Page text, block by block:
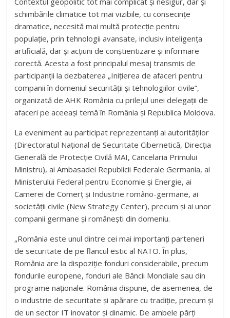
schimbările climatice tot mai vizibile, cu consecințe
dramatice, necesită mai multă protecție pentru
populație, prin tehnologii avansate, inclusiv inteligența
artificială, dar și acțiuni de conștientizare și informare
corectă. Acesta a fost principalul mesaj transmis de
participanții la dezbaterea „Inițierea de afaceri pentru
companii în domeniul securității și tehnologiilor civile”,
organizată de AHK România cu prilejul unei delegații de
afaceri pe aceeași temă în România și Republica Moldova.
La eveniment au participat reprezentanți ai autorităților
(Directoratul Național de Securitate Cibernetică, Direcția
Generală de Protecție Civilă MAI, Cancelaria Primului
Ministru), ai Ambasadei Republicii Federale Germania, ai
Ministerului Federal pentru Economie și Energie, ai
Camerei de Comerț și Industrie româno-germane, ai
societății civile (New Strategy Center), precum și ai unor
companii germane și românești din domeniu.
„România este unul dintre cei mai importanți parteneri
de securitate de pe flancul estic al NATO. În plus,
România are la dispoziție fonduri considerabile, precum
fondurile europene, fonduri ale Băncii Mondiale sau din
programe naționale. România dispune, de asemenea, de
o industrie de securitate și apărare cu tradiție, precum și
de un sector IT inovator și dinamic. De ambele părți